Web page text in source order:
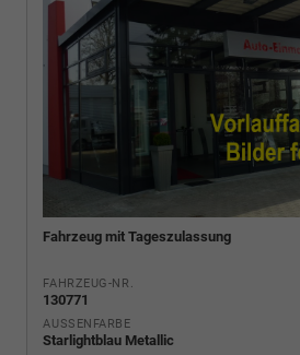
Fahrzeug mit Tageszulassung
FAHRZEUG-NR.
130771
AUSSENFARBE
Starlightblau Metallic